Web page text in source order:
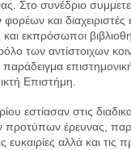
Στο συνέδριο
και
εκπρόσωποι
των αντίστοιχων
Επιστήμη.
εστίασαν στις
προτύπων έρευνας,
ευκαιρίες αλλά και τις